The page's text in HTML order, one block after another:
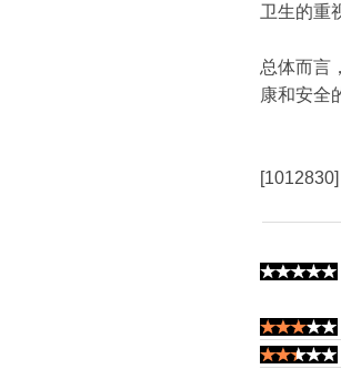
卫生的重
总体而言
康和安全
[1012830]